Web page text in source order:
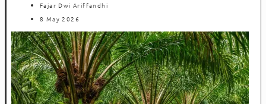
Fajar Dwi Ariffandhi
8 May 2026